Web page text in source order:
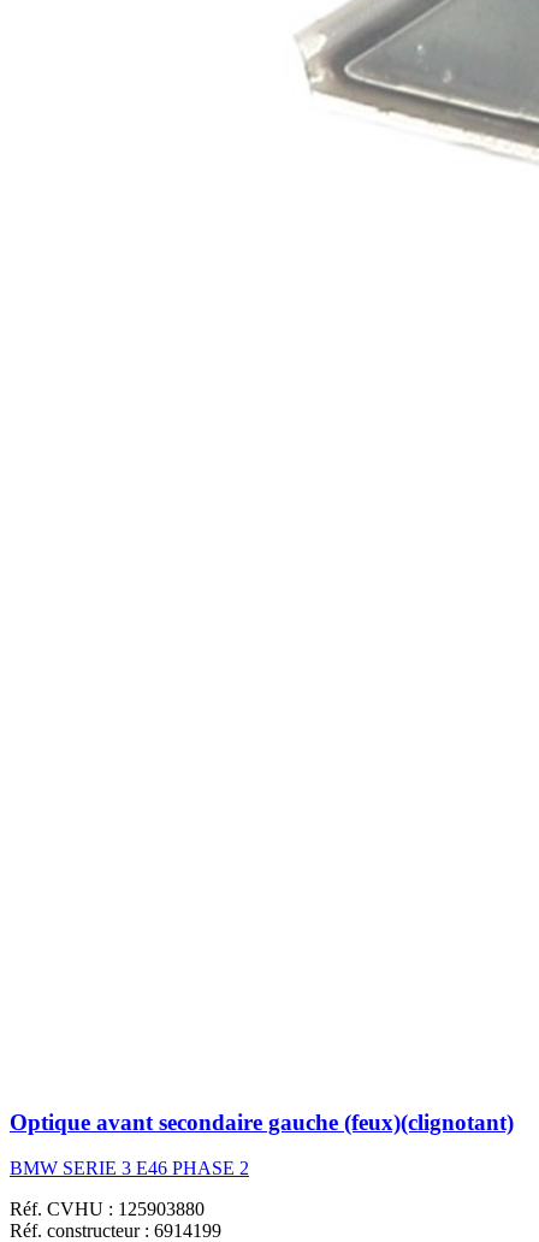
Optique avant secondaire gauche (feux)(clignotant)
BMW SERIE 3 E46 PHASE 2
Réf. CVHU : 125903880
Réf. constructeur : 6914199